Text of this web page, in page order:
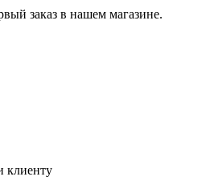
заказ в нашем магазине.
клиенту